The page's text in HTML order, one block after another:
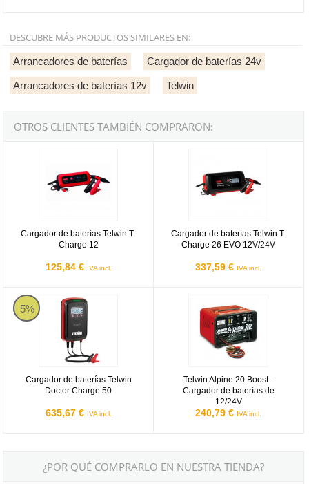
DESCUBRE MÁS PRODUCTOS SIMILARES EN:
Arrancadores de baterías Cargador de baterías 24v
Arrancadores de baterías 12v Telwin
OTROS CLIENTES TAMBIÉN COMPRARON:
Cargador de baterías Telwin T-
Charge 12
125,84 € IVA incl.
Cargador de baterías Telwin T-
Charge 26 EVO 12V/24V
337,59 € IVA incl.
5%
Cargador de baterías Telwin
Doctor Charge 50
635,67 € IVA incl.
Cargador de baterías Telwin Doctor Charge 50
Telwin Alpine 20 Boost -
Cargador de baterías de
12/24V
240,79 € IVA incl.
¿POR QUÉ COMPRARLO EN NUESTRA TIENDA?